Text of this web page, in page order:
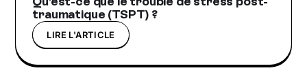
traumatique (TSPT) ?
LIRE L'ARTICLE